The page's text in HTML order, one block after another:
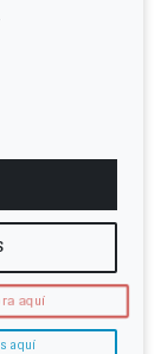
aquí
aquí